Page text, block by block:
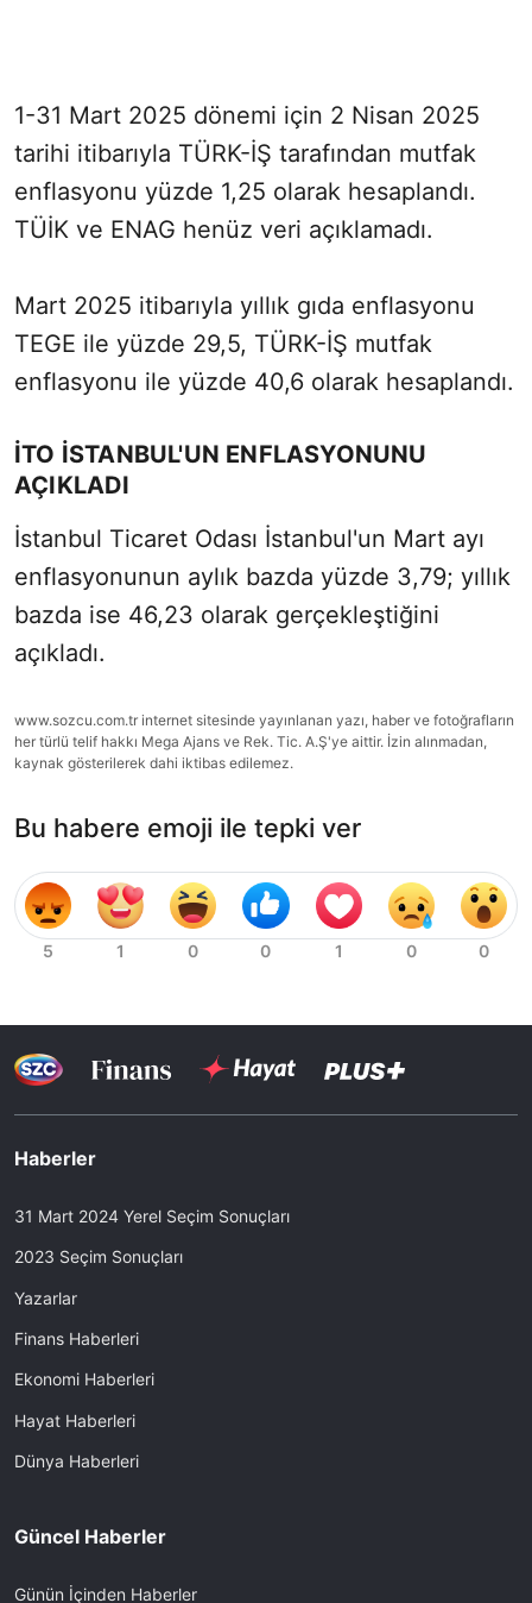
1-31 Mart 2025 dönemi için 2 Nisan 2025
tarihi itibarıyla TÜRK-İŞ tarafından mutfak
enflasyonu yüzde 1,25 olarak hesaplandı.
TÜİK ve ENAG henüz veri açıklamadı.
Mart 2025 itibarıyla yıllık gıda enflasyonu
TEGE ile yüzde 29,5, TÜRK-İŞ mutfak
enflasyonu ile yüzde 40,6 olarak hesaplandı.
İTO İSTANBUL'UN ENFLASYONUNU
AÇIKLADI
İstanbul Ticaret Odası İstanbul'un Mart ayı
enflasyonunun aylık bazda yüzde 3,79; yıllık
bazda ise 46,23 olarak gerçekleştiğini
açıkladı.
www.sozcu.com.tr internet sitesinde yayınlanan yazı, haber ve fotoğrafların
her türlü telif hakkı Mega Ajans ve Rek. Tic. A.Ş'ye aittir. İzin alınmadan,
kaynak gösterilerek dahi iktibas edilemez.
Bu habere emoji ile tepki ver
Haberler
31 Mart 2024 Yerel Seçim Sonuçları
2023 Seçim Sonuçları
Yazarlar
Finans Haberleri
Ekonomi Haberleri
Hayat Haberleri
Dünya Haberleri
Güncel Haberler
Günün İçinden Haberler